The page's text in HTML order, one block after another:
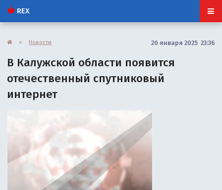
REX
» Новости 20 января 2025 23:36
В Калужской области появится
отечественный спутниковый
интернет